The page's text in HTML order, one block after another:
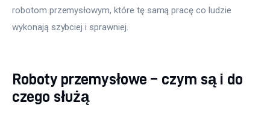
robotom przemysłowym, które tę samą pracę co ludzie
wykonają szybciej i sprawniej.
Roboty przemysłowe – czym są i do
czego służą